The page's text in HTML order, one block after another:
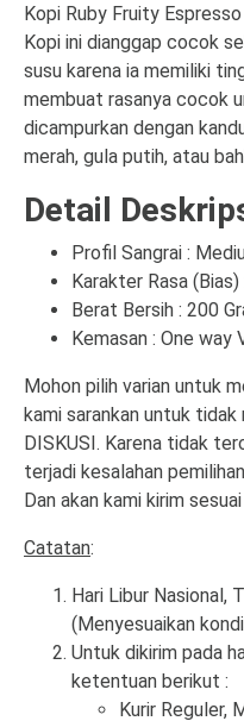
Kopi Ruby Fruity
Kopi ini dianggap cocok
susu karena ia memiliki
membuat rasanya cocok
dicampurkan dengan
merah, gula putih, atau
Detail
Profil Sangrai :
Karakter Rasa
Berat Bersih : 200
Kemasan : One way
Mohon pilih varian untuk
kami sarankan untuk
DISKUSI. Karena tidak
terjadi kesalahan
Dan akan kami kirim
Catatan:
Hari Libur Nasional,
(Menyesuaikan
Untuk dikirim pada
ketentuan berikut :
Kurir Reguler,